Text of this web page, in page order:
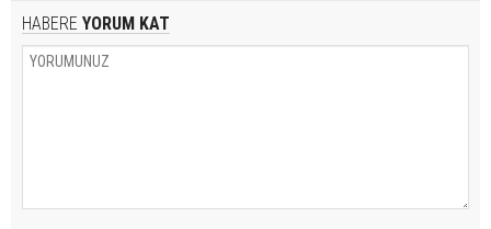
HABERE YORUM KAT